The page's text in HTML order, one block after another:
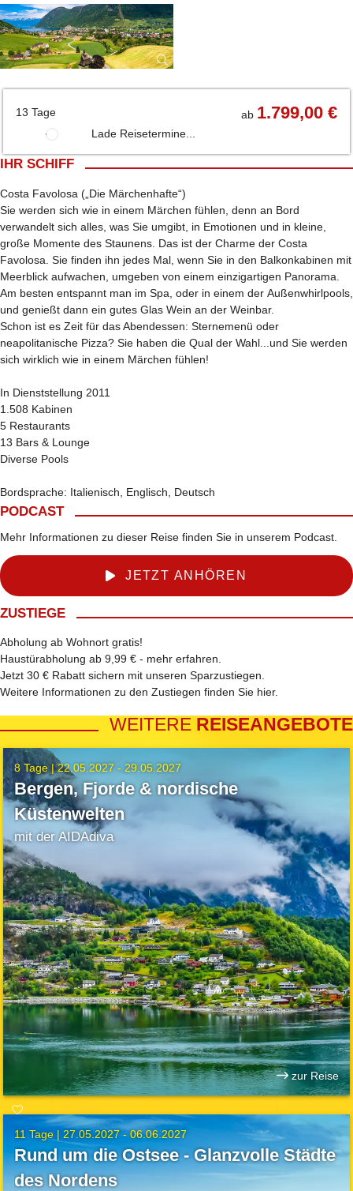
13 Tage ab 1.799,00 €
Lade Reisetermine...
IHR SCHIFF
Costa Favolosa („Die Märchenhafte“)
Sie werden sich wie in einem Märchen fühlen, denn an Bord
verwandelt sich alles, was Sie umgibt, in Emotionen und in kleine,
große Momente des Staunens. Das ist der Charme der Costa
Favolosa. Sie finden ihn jedes Mal, wenn Sie in den Balkonkabinen mit
Meerblick aufwachen, umgeben von einem einzigartigen Panorama.
Am besten entspannt man im Spa, oder in einem der Außenwhirlpools,
und genießt dann ein gutes Glas Wein an der Weinbar.
Schon ist es Zeit für das Abendessen: Sternemenü oder
neapolitanische Pizza? Sie haben die Qual der Wahl...und Sie werden
sich wirklich wie in einem Märchen fühlen!
In Dienststellung 2011
1.508 Kabinen
5 Restaurants
13 Bars & Lounge
Diverse Pools
Bordsprache: Italienisch, Englisch, Deutsch
PODCAST
Mehr Informationen zu dieser Reise finden Sie in unserem Podcast.
JETZT ANHÖREN
ZUSTIEGE
Abholung ab Wohnort gratis!
Haustürabholung ab 9,99 € - mehr erfahren.
Jetzt 30 € Rabatt sichern mit unseren Sparzustiegen.
Weitere Informationen zu den Zustiegen finden Sie hier.
WEITERE REISEANGEBOTE
8 Tage |22.05.2027 - 29.05.2027
Bergen, Fjorde & nordische
Küstenwelten
mit der AIDAdiva
zur Reise
11 Tage | 27.05.2027 - 06.06.2027
Rund um die Ostsee - Glanzvolle Städte
des Nordens